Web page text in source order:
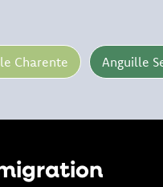
Charente Anguille